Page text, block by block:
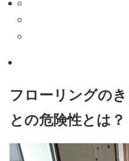
フローリングの
との危険性とは？